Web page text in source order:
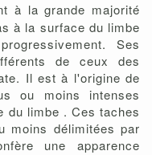
à la grande majorité
à la surface du limbe
Ses
de ceux des
Il est à l'origine de
ou moins intenses
du limbe . Ces taches
moins délimitées par
une apparence